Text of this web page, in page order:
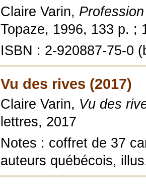
Claire Varin,
Topaze, 1996, 133 p. ;
ISBN : 2-920887-75-0
Vu des rives (2017)
Claire Varin, Vu des
lettres, 2017
Notes : coffret de 37
auteurs québécois,